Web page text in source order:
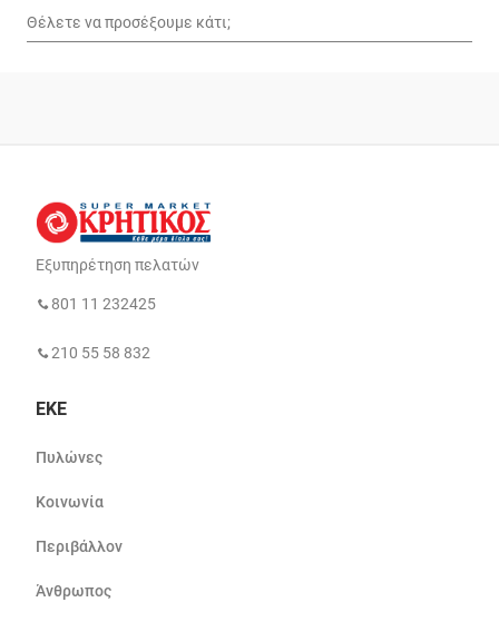
Εξυπηρέτηση πελατών
801 11 232425
210 55 58 832
ΕΚΕ
Πυλώνες
Κοινωνία
Περιβάλλον
Άνθρωπος